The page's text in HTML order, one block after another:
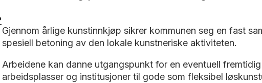
Gjennom årlige kunstinnkjøp sikrer kommunen seg en fast
spesiell betoning av den lokale kunstneriske aktiviteten.
Arbeidene kan danne utgangspunkt for en eventuell
arbeidsplasser og institusjoner til gode som fleksibel